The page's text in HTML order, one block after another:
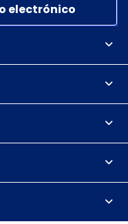
electrónico